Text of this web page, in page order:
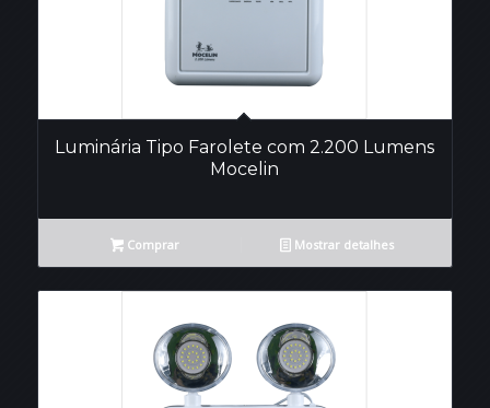
Luminária Tipo Farolete com 2.200 Lumens
Mocelin
Comprar Mostrar detalhes